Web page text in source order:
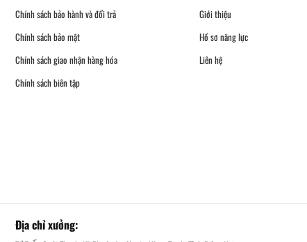
Chính sách bảo hành và đổi trả
Chính sách bảo mật
Chính sách giao nhận hàng hóa
Chính sách biên tập
Giới thiệu
Hồ sơ năng lực
Liên hệ
Địa chỉ xưởng: